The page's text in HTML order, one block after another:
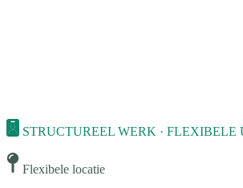
STRUCTUREEL WERK · FLEXIBELE
Flexibele locatie